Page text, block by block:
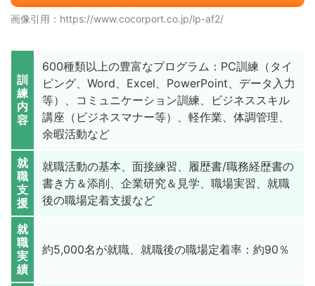
画像引用：https://www.cocorport.co.jp/lp-af2/
訓
練
内
容
600種類以上の豊富なプログラム：PC訓練（タイ
ピング、Word、Excel、PowerPoint、データ入力
等）、コミュニケーション訓練、ビジネススキル
講座（ビジネスマナー等）、軽作業、体調管理、
余暇活動など
就
職
支
援
就職活動の基本、面接練習、履歴書/職務経歴書の
書き方＆添削、企業研究＆見学、職場実習、就職
後の職場定着支援など
就
職
実
績
約5,000名が就職、就職後の職場定着率：約90％